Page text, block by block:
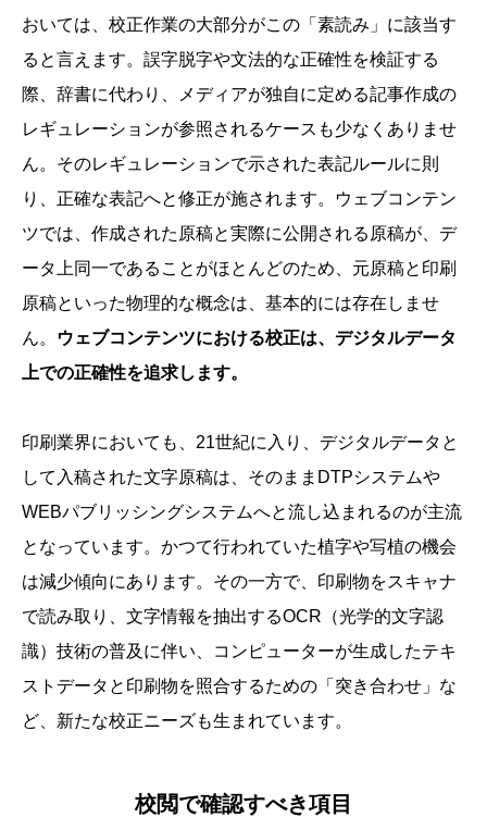
おいては、校正作業の大部分がこの「素読み」に該当す
ると言えます。誤字脱字や文法的な正確性を検証する
際、辞書に代わり、メディアが独自に定める記事作成の
レギュレーションが参照されるケースも少なくありませ
ん。そのレギュレーションで示された表記ルールに則
り、正確な表記へと修正が施されます。ウェブコンテン
ツでは、作成された原稿と実際に公開される原稿が、デ
ータ上同一であることがほとんどのため、元原稿と印刷
原稿といった物理的な概念は、基本的には存在しませ
ん。
ウェブコンテンツにおける校正は、デジタルデータ
上での正確性を追求します。
印刷業界においても、21世紀に入り、デジタルデータと
して入稿された文字原稿は、そのままDTPシステムや
WEBパブリッシングシステムへと流し込まれるのが主流
となっています。かつて行われていた植字や写植の機会
は減少傾向にあります。その一方で、印刷物をスキャナ
で読み取り、文字情報を抽出するOCR（光学的文字認
識）技術の普及に伴い、コンピューターが生成したテキ
ストデータと印刷物を照合するための「突き合わせ」な
ど、新たな校正ニーズも生まれています。
校閲で確認すべき項目